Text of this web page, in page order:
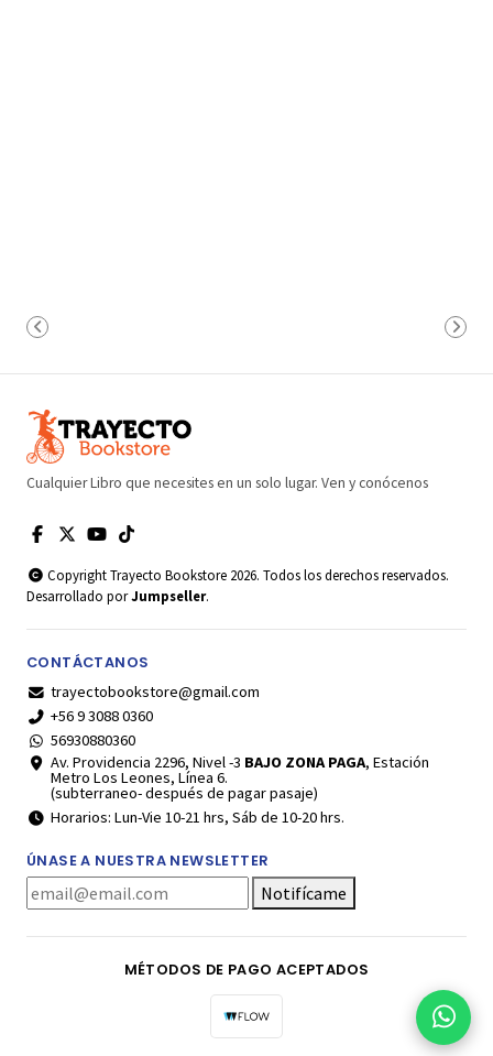
Cualquier Libro que necesites en un solo lugar. Ven y conócenos
Copyright Trayecto Bookstore 2026. Todos los derechos reservados.
Desarrollado porJumpseller.
CONTÁCTANOS
trayectobookstore@gmail.com
+56 9 3088 0360
56930880360
Av. Providencia 2296, Nivel -3 BAJO ZONA PAGA, Estación
Metro Los Leones, Línea 6.
(subterraneo- después de pagar pasaje)
Horarios: Lun-Vie 10-21 hrs, Sáb de 10-20 hrs.
ÚNASE A NUESTRA NEWSLETTER
Notifícame
MÉTODOS DE PAGO ACEPTADOS